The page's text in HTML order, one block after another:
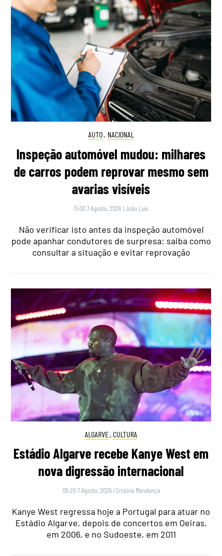
AUTO, NACIONAL
Inspeção automóvel mudou: milhares
de carros podem reprovar mesmo sem
avarias visíveis
11:00 7 Agosto, 2026 |João Luís
Não verificar isto antes da inspeção automóvel
pode apanhar condutores de surpresa: saiba como
consultar a situação e evitar reprovação
ALGARVE, CULTURA
Estádio Algarve recebe Kanye West em
nova digressão internacional
09:20 7 Agosto, 2026 | Cristina Mendonça
Kanye West regressa hoje a Portugal para atuar no
Estádio Algarve, depois de concertos em Oeiras,
em 2006, e no Sudoeste, em 2011